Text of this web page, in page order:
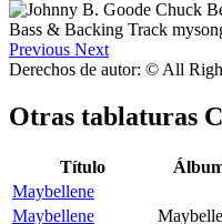
Previous Next
Derechos de autor: © All
Otras tablaturas
Título
Maybellene
Maybellene